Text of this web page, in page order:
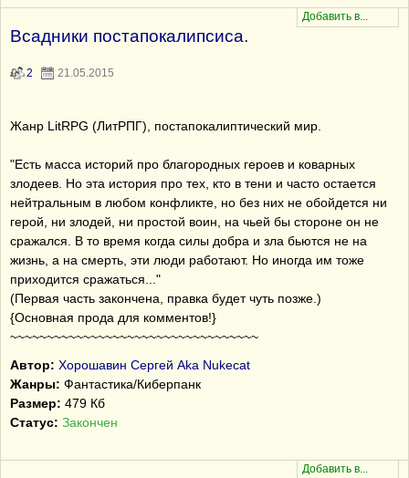
Всадники постапокалипсиса.
2 21.05.2015
Жанр LitRPG (ЛитРПГ), постапокалиптический мир.
"Есть масса историй про благородных героев и коварных
злодеев. Но эта история про тех, кто в тени и часто остается
нейтральным в любом конфликте, но без них не обойдется ни
герой, ни злодей, ни простой воин, на чьей бы стороне он не
сражался. В то время когда силы добра и зла бьются не на
жизнь, а на смерть, эти люди работают. Но иногда им тоже
приходится сражаться..."
(Первая часть закончена, правка будет чуть позже.)
{Основная прода для комментов!}
~~~~~~~~~~~~~~~~~~~~~~~~~~~~~~~~~~
Автор: Хорошавин Сергей Aka Nukecat
Жанры: Фантастика/Киберпанк
Размер: 479 Кб
Статус: Закончен